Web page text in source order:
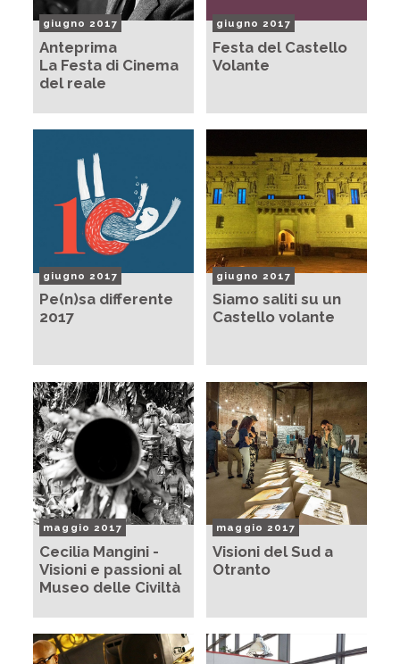
giugno 2017
Anteprima
La Festa di Cinema
del reale
giugno 2017
Festa del Castello
Volante
giugno 2017
Pe(n)sa differente
2017
giugno 2017
Siamo saliti su un
Castello volante
maggio 2017
Cecilia Mangini -
Visioni e passioni al
Museo delle Civiltà
maggio 2017
Visioni del Sud a
Otranto